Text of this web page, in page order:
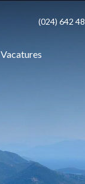
(024) 642 48
Vacatures